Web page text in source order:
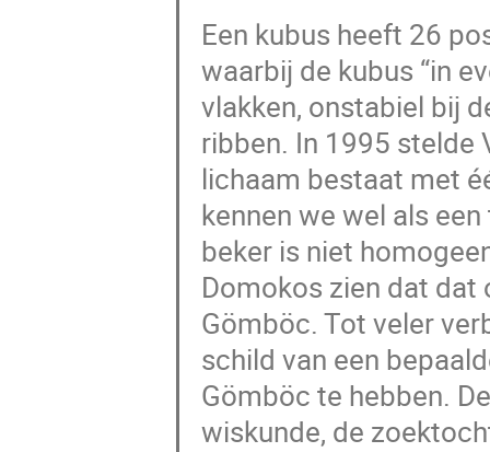
Een kubus heeft 26
waarbij de kubus “in
vlakken, onstabiel bij
ribben. In 1995 stelde
lichaam bestaat met
kennen we wel als
beker is niet
Domokos zien dat
Gömböc. Tot veler
schild van een
Gömböc te hebben.
wiskunde, de